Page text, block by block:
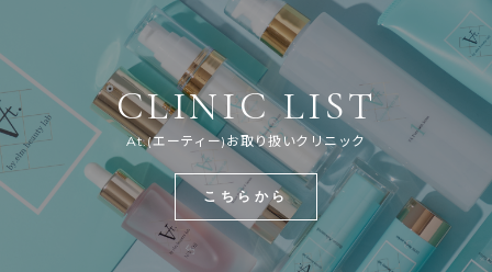
CLINIC LIST
At.(エーティー)お取り扱いクリニック
こちらから